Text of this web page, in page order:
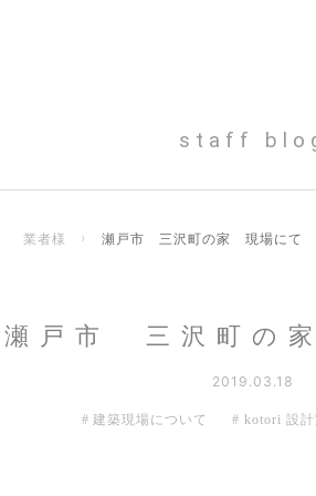
staff
業者様 › 瀬戸市 三沢町の家 現場にて
瀬戸市 三沢町の
2019.03.18
建築現場について kotori 設計